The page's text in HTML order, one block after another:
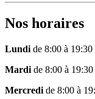
Nos horaires
Lundi de 8:00 à 19:30
Mardi de 8:00 à 19:30
Mercredi de 8:00 à